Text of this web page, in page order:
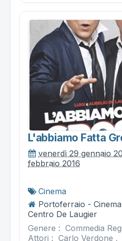
L'abbiamo Fatta
venerdì 29 gennaio
febbraio 2016
Cinema
Portoferraio -
Centro De Laugier
Genere : Commedia
Attori : Carlo Verdone ,